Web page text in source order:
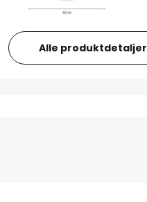
Alle produktdetaljer